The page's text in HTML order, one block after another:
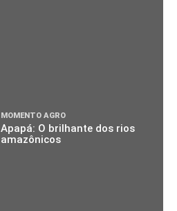
MOMENTO AGRO
Apapá: O brilhante dos rios
amazônicos